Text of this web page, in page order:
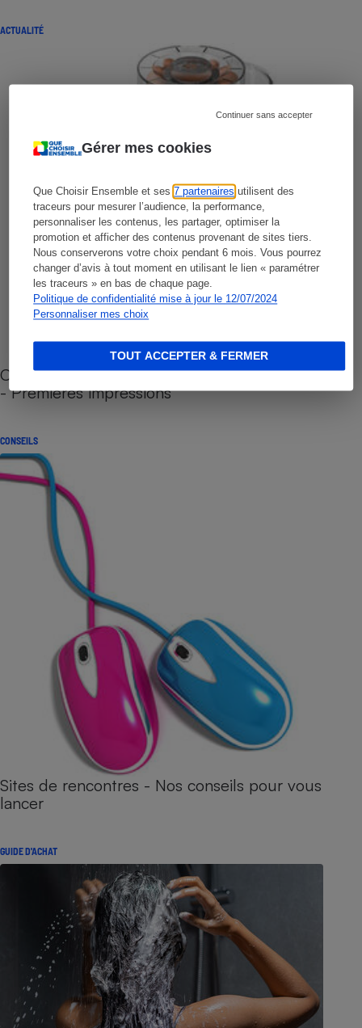
Gérer mes cookies
Que Choisir Ensemble et ses7 partenaires utilisent des
traceurs pour mesurer l’audience, la performance,
personnaliser les contenus, les partager, optimiser la
promotion et afficher des contenus provenant de sites tiers.
Nous conserverons votre choix pendant 6 mois. Vous pourrez
changer d’avis à tout moment en utilisant le lien « paramétrer
les traceurs » en bas de chaque page.
Politique de confidentialité mise à jour le 12/07/2024
Personnaliser mes choix
Continuer sans accepter
TOUT ACCEPTER & FERMER
ACTUALITÉ
Cafetière à capsules zéro déchet CoffeeB (vidéo)
- Premières impressions
CONSEILS
Sites de rencontres - Nos conseils pour vous
lancer
GUIDE D'ACHAT